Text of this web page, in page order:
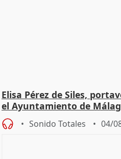
Elisa Pérez de Siles,
el Ayuntamiento de
Sonido Totales 04/